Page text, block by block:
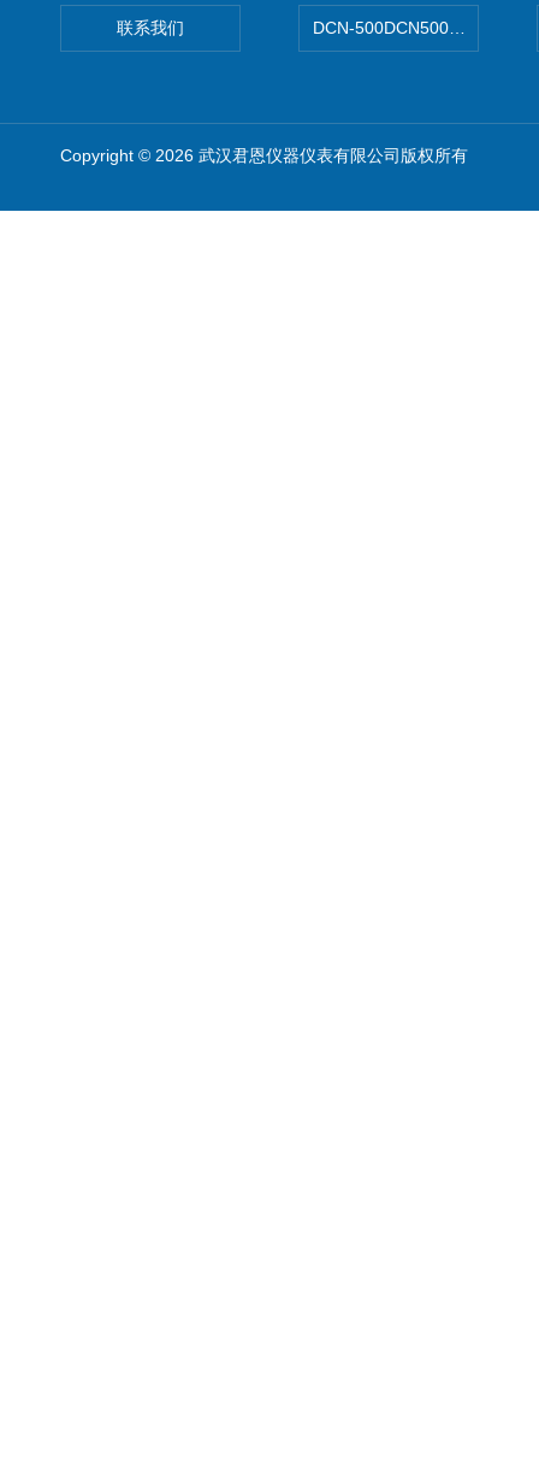
联系我们 DCN-500DCN500资料收集器
Copyright © 2026 武汉君恩仪器仪表有限公司版权所有